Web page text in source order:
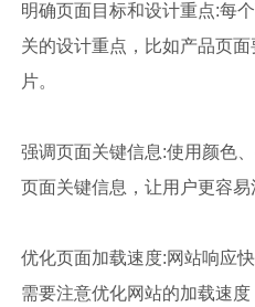
明确页面目标和设计重点:每
关的设计重点，比如产品页
片。
强调页面关键信息:使用颜色
页面关键信息，让用户更容易
优化页面加载速度:网站响应
需要注意优化网站的加载速